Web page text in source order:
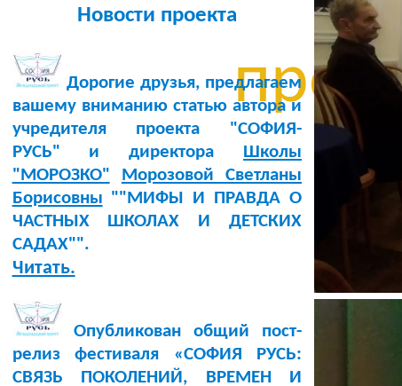
Новости проекта
Дорогие друзья, предлагаем
вашему вниманию статью автора и
учредителя проекта "СОФИЯ-
РУСЬ" и директора
Школы
"МОРОЗКО"
Морозовой Светланы
Борисовны ""МИФЫ И ПРАВДА О
ЧАСТНЫХ ШКОЛАХ И ДЕТСКИХ
САДАХ"".
Читать.
Опубликован общий пост-
релиз фестиваля «СОФИЯ РУСЬ:
СВЯЗЬ ПОКОЛЕНИЙ, ВРЕМЕН И